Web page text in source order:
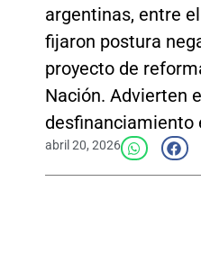
argentinas, entre
fijaron postura
proyecto de
Nación. Advierten
desfinanciamiento
abril 20, 2026